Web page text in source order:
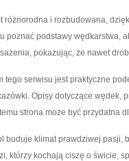
różnorodna i rozbudowana,
poznać podstawy wędkarstwa,
pokazując, że nawet
tego serwisu jest praktyczne
Opisy dotyczące wędek,
strona może być przydatna
buduje klimat prawdziwej pasji,
którzy kochają ciszę o świcie,